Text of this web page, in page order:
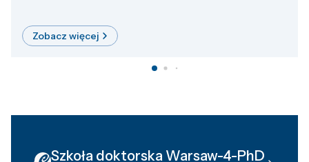
Zobacz więcej
Szkoła doktorska Warsaw-4-PhD